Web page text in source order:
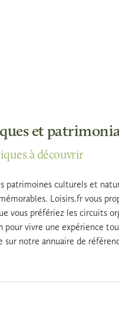
et
à découvrir
patrimoines culturels et
Loisirs.fr vous
vous préfériez les circuits
pour vivre une expérience
notre annuaire de